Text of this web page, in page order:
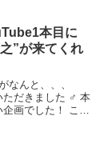
本目に
”が来てくれ
なんと、、、
ただきました ‍♂️ 本
画でした！ この